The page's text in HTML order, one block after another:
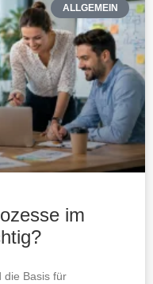
ALLGEMEIN
im
die Basis für